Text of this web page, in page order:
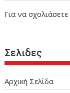
Για να
Σελιδες
Αρχική Σελίδα